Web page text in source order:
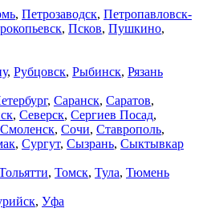
, Петрозаводск, Петропавловск-
, Псков, Пушкино,
, Рубцовск, Рыбинск, Рязань
, Саранск, Саратов,
, Северск, Сергиев Посад,
Смоленск, Сочи, Ставрополь,
, Сургут, Сызрань, Сыктывкар
, Томск, Тула, Тюмень
, Уфа